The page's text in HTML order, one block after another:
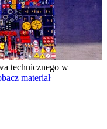
technicznego w
materiał